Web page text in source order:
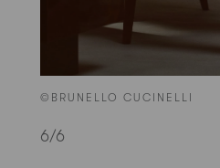
©BRUNELLO CUCINELLI
6/6